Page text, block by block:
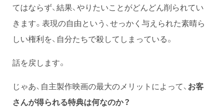
てはならず、結果、やりたいことがどんどん削られてい
きます。表現の自由という、せっかく与えられた素晴ら
しい権利を、自分たちで殺してしまっている。
話を戻します。
じゃあ、自主製作映画の最大のメリットによって、 お客
さんが得られる特典は何なのか？